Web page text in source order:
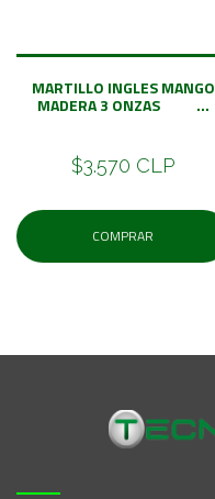
MARTILLO INGLES MANGO
MADERA 3 ONZAS ...
$3.570 CLP
COMPRAR